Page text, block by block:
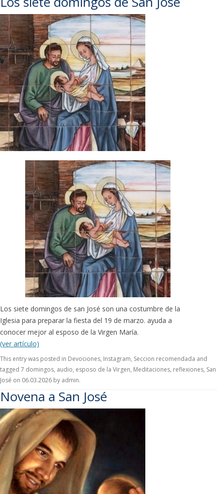
Los siete domingos de san José son una costumbre de la
Iglesia para preparar la fiesta del 19 de marzo. ayuda a
conocer mejor al esposo de la Virgen María.
(ver artículo)
This entry was posted in Devociones, Instagram, Seccion recomendada and
tagged 7 domingos, audio, esposo de la Virgen, Meditaciones, reflexiones, San
José on 06.03.2026 by admin.
Novena a San José